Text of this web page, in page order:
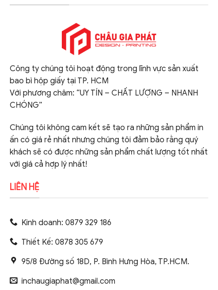
Công ty chúng tôi hoạt động trong lĩnh vực sản xuất
bao bì hộp giấy tại TP. HCM
Với phương châm: “UY TÍN – CHẤT LƯỢNG – NHANH
CHÓNG”
Chúng tôi không cam kết sẽ tạo ra những sản phẩm in
ấn có giá rẻ nhất nhưng chúng tôi đảm bảo rằng quý
khách sẽ có được những sản phẩm chất lượng tốt nhất
với giá cả hợp lý nhất!
LIÊN HỆ
Kinh doanh: 0879 329 186
Thiết Kế: 0878 305 679
95/8 Đường số 18D, P. Bình Hưng Hòa, TP.HCM.
inchaugiaphat@gmail.com